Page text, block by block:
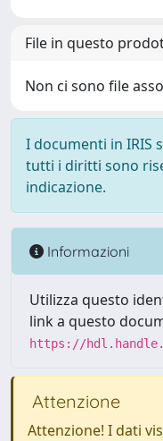
File in questo
Non ci sono file
I documenti in IRIS
tutti i diritti sono
indicazione.
Informazioni
Utilizza questo
link a questo
https://
Attenzione
Attenzione! I dati